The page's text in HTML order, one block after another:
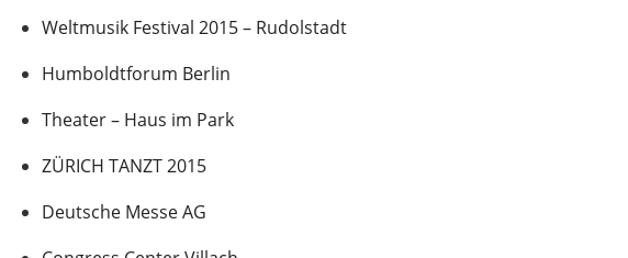
Weltmusik Festival 2015 – Rudolstadt
Humboldtforum Berlin
Theater – Haus im Park
ZÜRICH TANZT 2015
Deutsche Messe AG